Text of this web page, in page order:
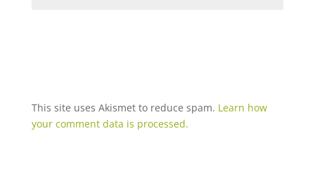
This site uses Akismet to reduce spam. Learn how
your comment data is processed.